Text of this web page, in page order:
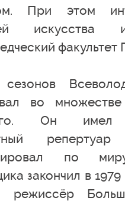
При этом
искусства
во множестве
Он имел
по
закончил в 1979
режиссёр